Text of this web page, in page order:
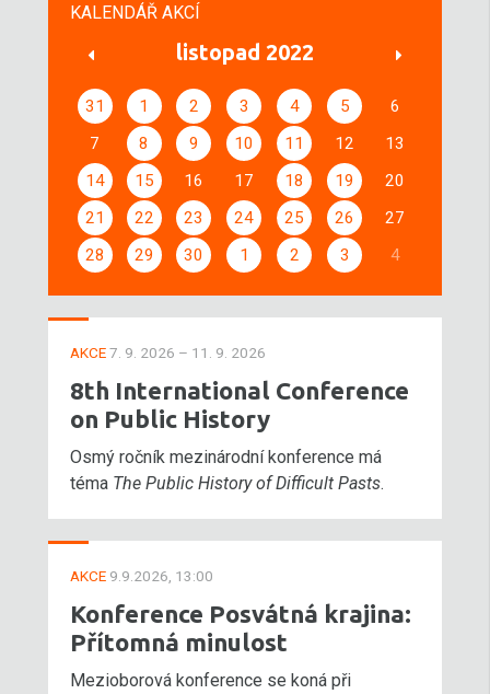
KALENDÁŘ AKCÍ
listopad 2022
31 1 2 3 4 5
6
7
8 9 10 11 12
13
14
15 16 17 18 19
20
21
22 23 24 25 26
27
28
29 30 1 2 3 4
AKCE7. 9. 2026 – 11. 9. 2026
8th International Conference
on Public History
Osmý ročník mezinárodní konference má
téma The Public History of Difficult Pasts.
AKCE 9.9.2026, 13:00
Konference Posvátná krajina:
Přítomná minulost
Mezioborová konference se koná při